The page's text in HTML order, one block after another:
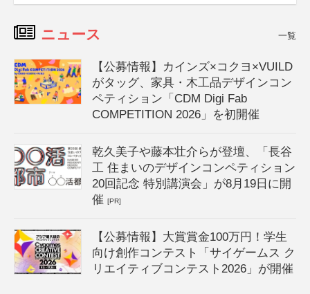
ニュース 一覧
【公募情報】カインズ×コクヨ×VUILD
がタッグ、家具・木工品デザインコン
ペティション「CDM Digi Fab
COMPETITION 2026」を初開催
乾久美子や藤本壮介らが登壇、「長谷
工 住まいのデザインコンペティション
20回記念 特別講演会」が8月19日に開
催[PR]
【公募情報】大賞賞金100万円！学生
向け創作コンテスト「サイゲームス ク
リエイティブコンテスト2026」が開催